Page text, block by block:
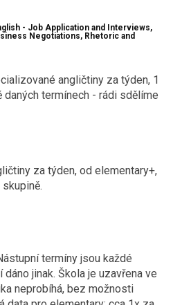
- Job Application and Interviews,
Negotiations, Rhetoric and
angličtiny za týden, 1
daných termínech - rádi sdělíme
za týden, od elementary+,
termíny jsou každé
dáno jinak. Škola je uzavřena ve
neprobíhá, bez možnosti